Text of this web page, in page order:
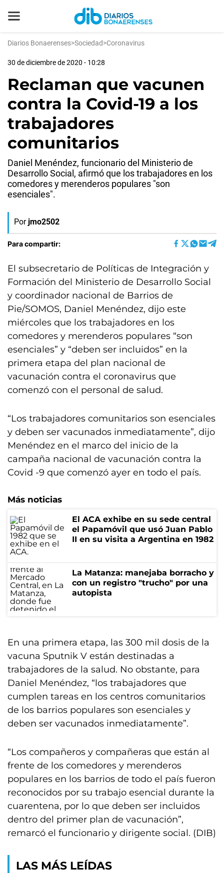
Diarios Bonaerenses>Sociedad>Coronavirus
30 de diciembre de 2020 - 10:28
Reclaman que vacunen
contra la Covid-19 a los
trabajadores
comunitarios
Daniel Menéndez, funcionario del Ministerio de
Desarrollo Social, afirmó que los trabajadores en los
comedores y merenderos populares "son
esenciales".
Por jmo2502
Para compartir:
El subsecretario de Políticas de Integración y
Formación del Ministerio de Desarrollo Social
y coordinador nacional de Barrios de
Pie/SOMOS, Daniel Menéndez, dijo este
miércoles que los trabajadores en los
comedores y merenderos populares “son
esenciales” y “deben ser incluidos” en la
primera etapa del plan nacional de
vacunación contra el coronavirus que
comenzó con el personal de salud.
“Los trabajadores comunitarios son esenciales
y deben ser vacunados inmediatamente”, dijo
Menéndez en el marco del inicio de la
campaña nacional de vacunación contra la
Covid -9 que comenzó ayer en todo el país.
Más noticias
El ACA exhibe en su sede central
el Papamóvil que usó Juan Pablo
II en su visita a Argentina en 1982
La Matanza: manejaba borracho y
con un registro "trucho" por una
autopista
En una primera etapa, las 300 mil dosis de la
vacuna Sputnik V están destinadas a
trabajadores de la salud. No obstante, para
Daniel Menéndez, “los trabajadores que
cumplen tareas en los centros comunitarios
de los barrios populares son esenciales y
deben ser vacunados inmediatamente”.
“Los compañeros y compañeras que están al
frente de los comedores y merenderos
populares en los barrios de todo el país fueron
reconocidos por su trabajo esencial durante la
cuarentena, por lo que deben ser incluidos
dentro del primer plan de vacunación”,
remarcó el funcionario y dirigente social. (DIB)
LAS MÁS LEÍDAS